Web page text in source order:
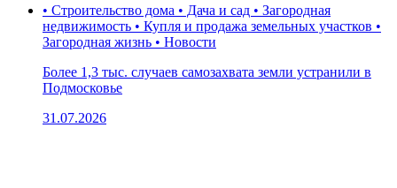
• Строительство дома • Дача и сад • Загородная
недвижимость • Купля и продажа земельных участков •
Загородная жизнь • Новости
Более 1,3 тыс. случаев самозахвата земли устранили в
Подмосковье
31.07.2026